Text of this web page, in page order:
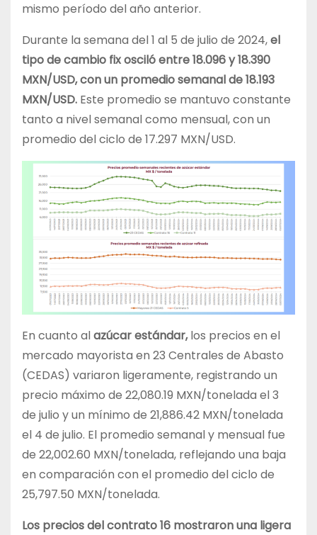
mismo período del año anterior.
Durante la semana del 1 al 5 de julio de 2024,el
tipo de cambio fix osciló entre 18.096 y 18.390
MXN/USD, con un promedio semanal de 18.193
MXN/USD. Este promedio se mantuvo constante
tanto a nivel semanal como mensual, con un
promedio del ciclo de 17.297 MXN/USD.
En cuanto alazúcar estándar,los precios en el
mercado mayorista en 23 Centrales de Abasto
(CEDAS) variaron ligeramente, registrando un
precio máximo de 22,080.19 MXN/tonelada el 3
de julio y un mínimo de 21,886.42 MXN/tonelada
el 4 de julio. El promedio semanal y mensual fue
de 22,002.60 MXN/tonelada, reflejando una baja
en comparación con el promedio del ciclo de
25,797.50 MXN/tonelada.
Los precios del contrato 16 mostraron una ligera